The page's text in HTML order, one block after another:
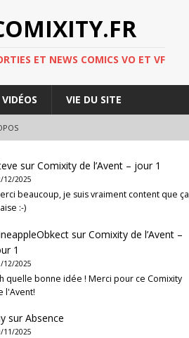
ET NEWS COMICS VO ET VF
VIDÉOS VIE DU SITE
surComixity de l’Avent – jour 1
12/2025
beaucoup, je suis vraiment content que ça
:-)
surComixity de l’Avent –
1
12/2025
quelle bonne idée ! Merci pour ce Comixity
l'Avent!
surAbsence
11/2025